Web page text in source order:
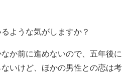
ような気がしますか？
か前に進めないので、五年後に
ないけど、ほかの男性との恋は考